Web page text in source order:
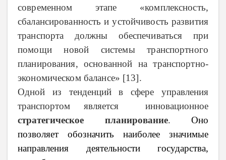
современном этапе «комплексность,
сбалансированность и устойчивость развития
транспорта должны обеспечиваться при
помощи новой системы транспортного
планирования, основанной на транспортно-
экономическом балансе» [13].
Одной из тенденций в сфере управления
транспортом является инновационное
стратегическое планирование. Оно
позволяет обозначить наиболее значимые
направления деятельности государства,